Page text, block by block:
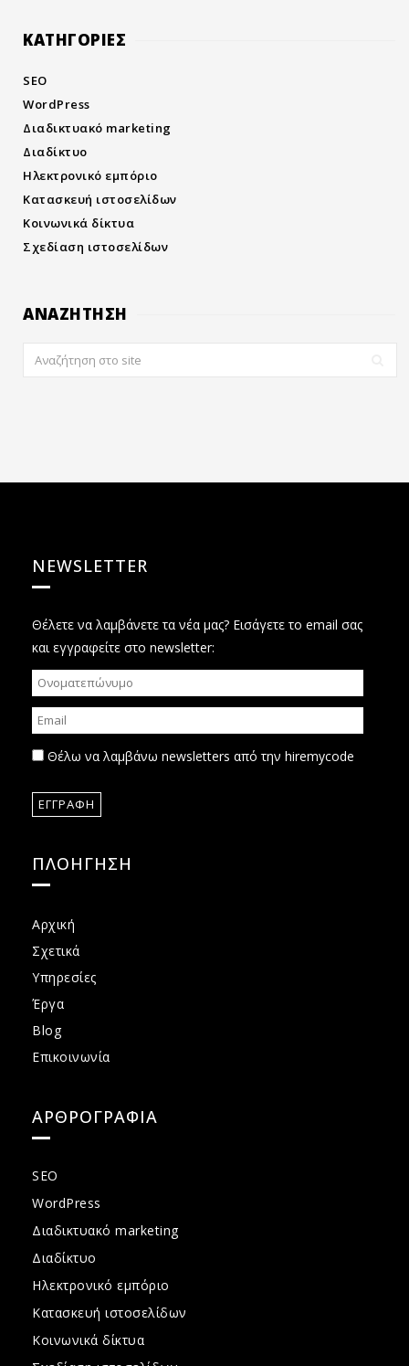
KΑΤΗΓΟΡΙΕΣ
SEO
WordPress
Διαδικτυακό marketing
Διαδίκτυο
Ηλεκτρονικό εμπόριο
Κατασκευή ιστοσελίδων
Κοινωνικά δίκτυα
Σχεδίαση ιστοσελίδων
ΑΝΑΖΗΤΗΣΗ
NEWSLETTER
Θέλετε να λαμβάνετε τα νέα μας? Εισάγετε το email σας
και εγγραφείτε στο newsletter:
Θέλω να λαμβάνω newsletters από την hiremycode
ΠΛΟΗΓΗΣΗ
Αρχική
Σχετικά
Υπηρεσίες
Έργα
Blog
Επικοινωνία
ΑΡΘΡΟΓΡΑΦΙΑ
SEO
WordPress
Διαδικτυακό marketing
Διαδίκτυο
Ηλεκτρονικό εμπόριο
Κατασκευή ιστοσελίδων
Κοινωνικά δίκτυα